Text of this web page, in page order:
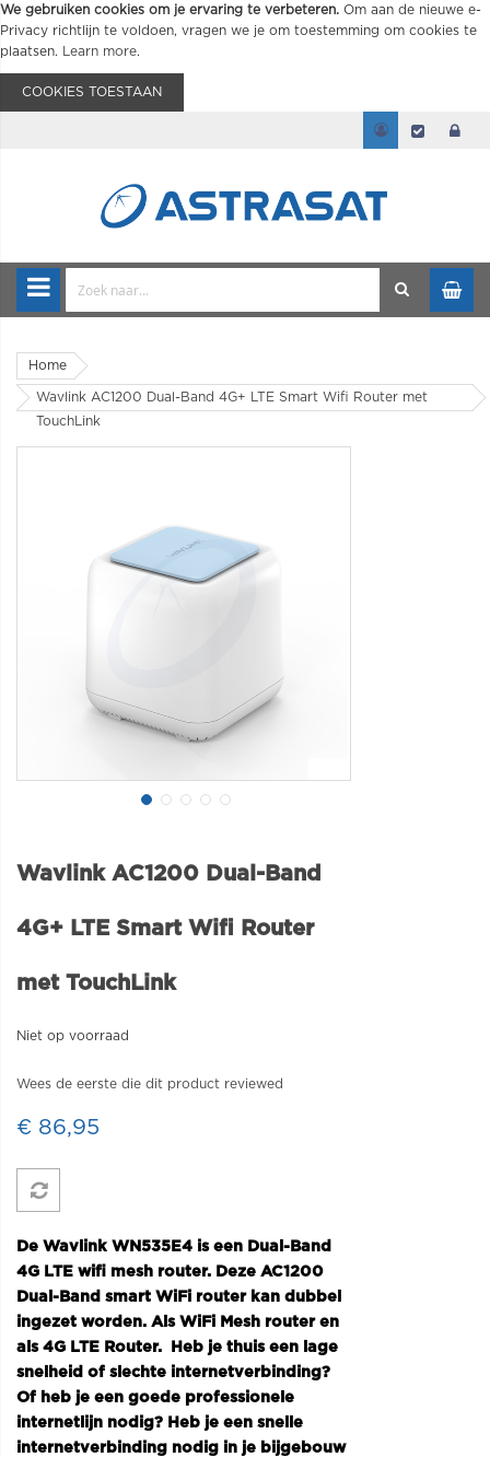
We gebruiken cookies om je ervaring te verbeteren. Om aan de nieuwe e-
Privacy richtlijn te voldoen, vragen we je om toestemming om cookies te
plaatsen.
Learn more.
COOKIES TOESTAAN
Home
Wavlink AC1200 Dual-Band 4G+ LTE Smart Wifi Router met
TouchLink
Wavlink AC1200 Dual-Band
4G+ LTE Smart Wifi Router
met TouchLink
Niet op voorraad
Wees de eerste die dit product reviewed
€ 86,95
De Wavlink WN535E4 is een Dual-Band
4G LTE wifi mesh router. Deze AC1200
Dual-Band smart WiFi router kan dubbel
ingezet worden. Als WiFi Mesh router en
als 4G LTE Router. Heb je thuis een lage
snelheid of slechte internetverbinding?
Of heb je een goede professionele
internetlijn nodig? Heb je een snelle
internetverbinding nodig in je bijgebouw